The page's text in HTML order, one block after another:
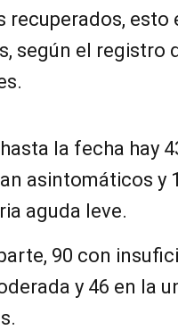
recuperados, esto
según el registro
la fecha hay
asintomáticos y
aguda leve.
90 con
y 46 en la